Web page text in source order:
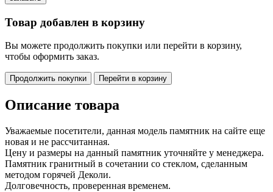
Товар добавлен в корзину
Вы можете продолжить покупки или перейти в корзину,
чтобы оформить заказ.
Продолжить покупки Перейти в корзину
Описание товара
Уважаемые посетители, данная модель памятник на сайте еще
новая и не рассчитанная.
Цену и размеры на данный памятник уточняйте у менеджера.
Памятник гранитный в сочетании со стеклом, сделанным
методом горячей Деколи.
Долговечность, проверенная временем.